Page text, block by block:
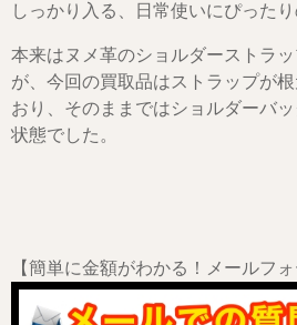
しっかり入る、日常使いにぴったり
本来はヌメ革のショルダーストラ
が、今回の買取品はストラップが
おり、そのままではショルダーバ
状態でした。
【簡単に金額がわかる！メールフ